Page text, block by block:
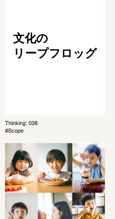
文化の
リープフロッグ
Thinking: 038
#Scope